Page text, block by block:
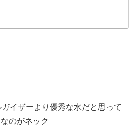
イザーより優秀な水だと思って
のがネック